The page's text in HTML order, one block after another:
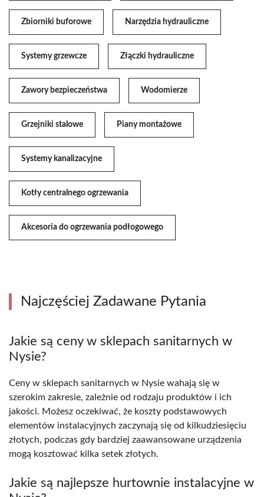
Zbiorniki buforowe Narzędzia hydrauliczne
Systemy grzewcze Złączki hydrauliczne
Zawory bezpieczeństwa Wodomierze
Grzejniki stalowe Piany montażowe
Systemy kanalizacyjne
Kotły centralnego ogrzewania
Akcesoria do ogrzewania podłogowego
Najczęściej Zadawane Pytania
Jakie są ceny w sklepach sanitarnych w
Nysie?
Ceny w sklepach sanitarnych w Nysie wahają się w
szerokim zakresie, zależnie od rodzaju produktów i ich
jakości. Możesz oczekiwać, że koszty podstawowych
elementów instalacyjnych zaczynają się od kilkudziesięciu
złotych, podczas gdy bardziej zaawansowane urządzenia
mogą kosztować kilka setek złotych.
Jakie są najlepsze hurtownie instalacyjne w